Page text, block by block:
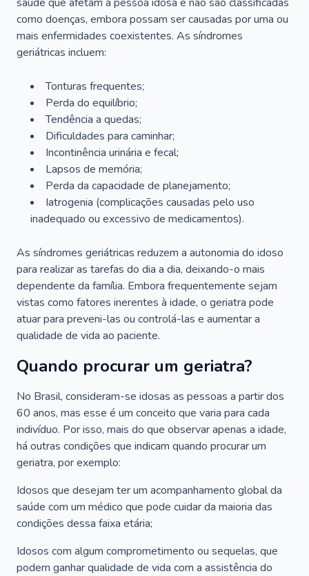
como doenças, embora possam ser causadas por uma ou
mais enfermidades coexistentes. As síndromes
geriátricas incluem:
Tonturas frequentes;
Perda do equilíbrio;
Tendência a quedas;
Dificuldades para caminhar;
Incontinência urinária e fecal;
Lapsos de memória;
Perda da capacidade de planejamento;
Iatrogenia (complicações causadas pelo uso
inadequado ou excessivo de medicamentos).
As síndromes geriátricas reduzem a autonomia do idoso
para realizar as tarefas do dia a dia, deixando-o mais
dependente da família. Embora frequentemente sejam
vistas como fatores inerentes à idade, o geriatra pode
atuar para preveni-las ou controlá-las e aumentar a
qualidade de vida ao paciente.
Quando procurar um geriatra?
No Brasil, consideram-se idosas as pessoas a partir dos
60 anos, mas esse é um conceito que varia para cada
indivíduo. Por isso, mais do que observar apenas a idade,
há outras condições que indicam quando procurar um
geriatra, por exemplo:
Idosos que desejam ter um acompanhamento global da
saúde com um médico que pode cuidar da maioria das
condições dessa faixa etária;
Idosos com algum comprometimento ou sequelas, que
podem ganhar qualidade de vida com a assistência do